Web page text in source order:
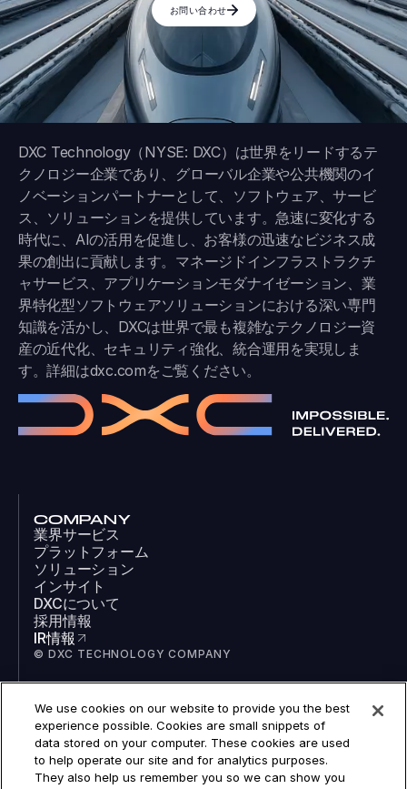
お問い合わせ
DXC Technology（NYSE: DXC）は世界をリードするテ
クノロジー企業であり、グローバル企業や公共機関のイ
ノベーションパートナーとして、ソフトウェア、サービ
ス、ソリューションを提供しています。急速に変化する
時代に、AIの活用を促進し、お客様の迅速なビジネス成
果の創出に貢献します。マネージドインフラストラクチ
ャサービス、アプリケーションモダナイゼーション、業
界特化型ソフトウェアソリューションにおける深い専門
知識を活かし、DXCは世界で最も複雑なテクノロジー資
産の近代化、セキュリティ強化、統合運用を実現しま
す。詳細はdxc.comをご覧ください。
COMPANY
業界サービス
プラットフォーム
ソリューション
インサイト
DXCについて
採用情報
IR情報
© DXC TECHNOLOGY COMPANY
SOCIAL
LinkedIn
Facebook
Instagram
YouTube
We use cookies on our website to provide you the best
experience possible. Cookies are small snippets of
data stored on your computer. These cookies are used
to help operate our site and for analytics purposes.
They also help us remember you so we can show you